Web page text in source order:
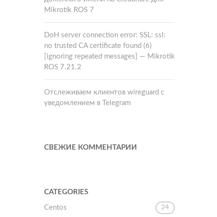
Mikrotik ROS 7
DoH server connection error: SSL: ssl:
no trusted CA certificate found (6)
[ignoring repeated messages] — Mikrotik
ROS 7.21.2
Отслеживаем клиентов wireguard с
уведомлением в Telegram
СВЕЖИЕ КОММЕНТАРИИ
CATEGORIES
Centos 24